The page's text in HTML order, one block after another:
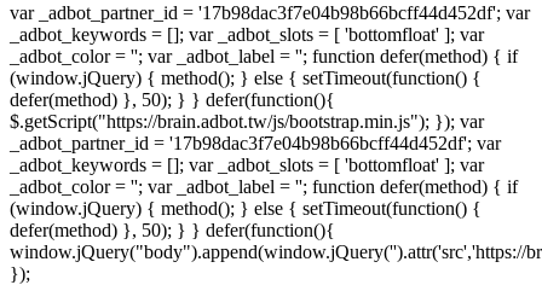
var _adbot_partner_id = '17b98dac3f7e04b98b66bcff44d452df'; var
_adbot_keywords = []; var _adbot_slots = [ 'bottomfloat' ]; var
_adbot_color = ''; var _adbot_label = ''; function defer(method) { if
(window.jQuery) { method(); } else { setTimeout(function() {
defer(method) }, 50); } } defer(function(){
$.getScript("https://brain.adbot.tw/js/bootstrap.min.js"); }); var
_adbot_partner_id = '17b98dac3f7e04b98b66bcff44d452df'; var
_adbot_keywords = []; var _adbot_slots = [ 'bottomfloat' ]; var
_adbot_color = ''; var _adbot_label = ''; function defer(method) { if
(window.jQuery) { method(); } else { setTimeout(function() {
defer(method) }, 50); } } defer(function(){
window.jQuery("body").append(window.jQuery('').attr('src','https://
});